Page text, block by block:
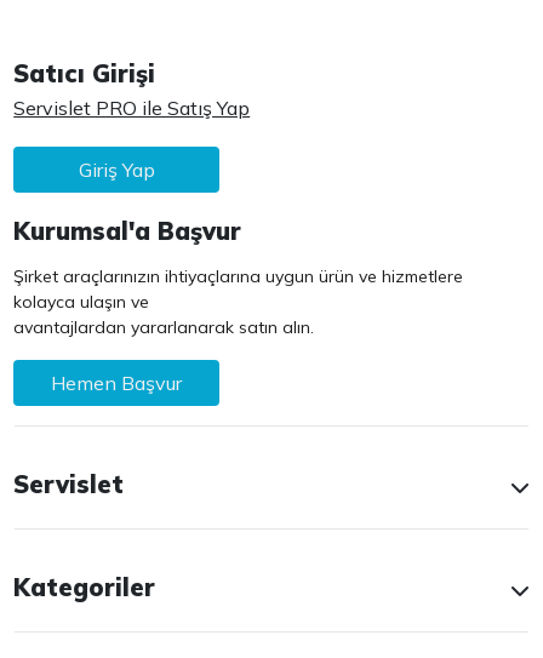
Satıcı Girişi
Servislet PRO ile Satış Yap
Giriş Yap
Kurumsal'a Başvur
Şirket araçlarınızın ihtiyaçlarına uygun ürün ve hizmetlere
kolayca ulaşın ve
avantajlardan yararlanarak satın alın.
Hemen Başvur
Servislet
Kategoriler